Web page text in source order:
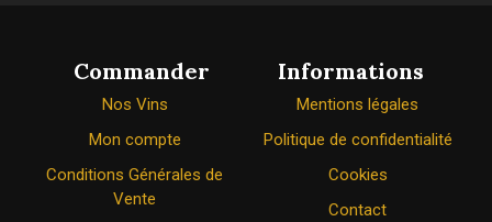
Commander
Nos Vins
Mon compte
Conditions Générales de
Vente
Informations
Mentions légales
Politique de confidentialité
Cookies
Contact